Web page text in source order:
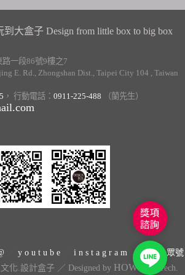
大盒子 Design from little box to big box
一段86號9樓之7
E. Rd., Zhongshan Dist., Taipei City 104 , Taiwan
， 行動電話： 0911-225-488 （蘭先生）
y o u t u b e／ i n s t a g r a m ／微信公眾號
化.設計盒子 ／ Designed by HOWMAI Tech.
獎
項
諮
詢
Line